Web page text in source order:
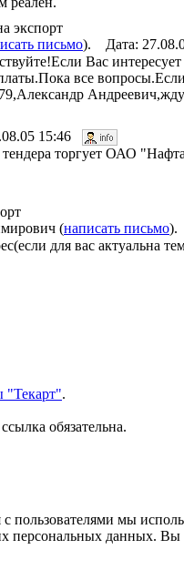
экспорт
письмо). Дата:
Вас
все
Андреевич,жду
15:46
тендера торгует ОАО
(написать письмо).
для вас актуальна
"Текарт".
обязательна.
с пользователями мы
персональных данных.